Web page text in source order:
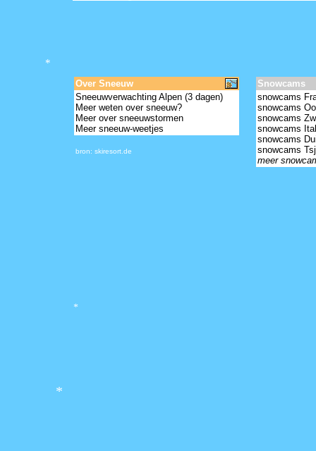
Over Sneeuw
Sneeuwverwachting Alpen (3 dagen)
Meer weten over sneeuw?
Meer over sneeuwstormen
Meer sneeuw-weetjes
bron: skiresort.de
Snowcams
snowcams
snowcams
snowcams
snowcams
snowcams
snowcams
meer